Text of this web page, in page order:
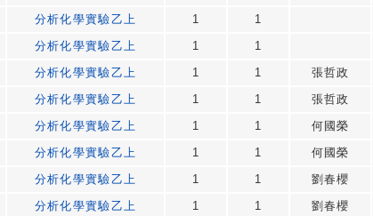
分析化學實驗乙上 1
1
分析化學實驗乙上 1
1
分析化學實驗乙上 1 1 張哲政
分析化學實驗乙上 1 1 張哲政
分析化學實驗乙上 1 1 何國榮
分析化學實驗乙上 1 1 何國榮
分析化學實驗乙上 1 1 劉春櫻
分析化學實驗乙上 1 1 劉春櫻